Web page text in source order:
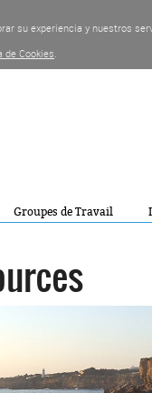
su experiencia y nuestros
de Cookies.
Groupes de Travail